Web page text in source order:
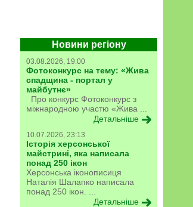
Новини регіону
03.08.2026, 19:00
Фотоконкурс на тему: «Жива
спадщина - портал у
майбутнє»
Про конкурс Фотоконкурс з
міжнародною участю «Жива ...
Детальніше
10.07.2026, 23:13
Історія херсонської
майстрині, яка написала
понад 250 ікон
Херсонська іконописиця
Наталія Шалапко написала
понад 250 ікон. ...
Детальніше